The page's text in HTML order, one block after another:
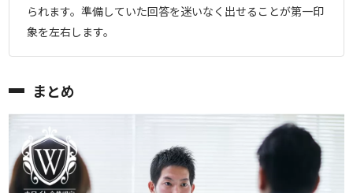
られます。準備していた回答を迷いなく出せることが第一印
象を左右します。
まとめ